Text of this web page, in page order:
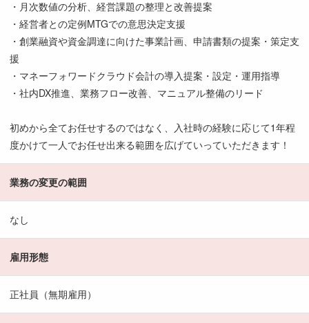
・月次数値の分析、経営課題の整理と改善提案
・経営者との定例MTGでの意思決定支援
・創業融資や資金調達に向けた事業計画、申請書類の提案・策定支
援
・マネーフォワードクラウド会計の導入提案・設定・運用指導
・社内DX推進、業務フロー改善、マニュアル整備のリード
初めから全てお任せするのではなく、入社時の経験に応じて1年程
度かけて一人でお任せ出来る範囲を広げていっていただきます！
業務の変更の範囲
なし
雇用形態
正社員（無期雇用）